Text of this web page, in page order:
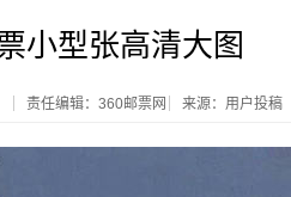
小型张高清大图
责任编辑：360邮票网 来源：用户投稿